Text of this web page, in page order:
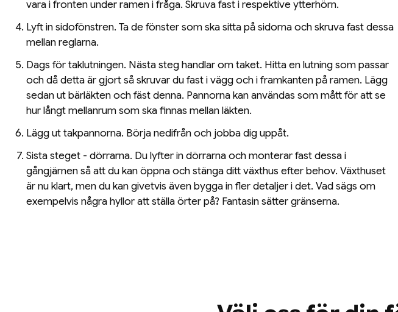
vara i fronten under ramen i fråga. Skruva fast i respektive ytterhörn.
Lyft in sidofönstren. Ta de fönster som ska sitta på sidorna och skruva fast dessa
mellan reglarna.
Dags för taklutningen. Nästa steg handlar om taket. Hitta en lutning som passar
och då detta är gjort så skruvar du fast i vägg och i framkanten på ramen. Lägg
sedan ut bärläkten och fäst denna. Pannorna kan användas som mått för att se
hur långt mellanrum som ska finnas mellan läkten.
Lägg ut takpannorna. Börja nedifrån och jobba dig uppåt.
Sista steget - dörrarna. Du lyfter in dörrarna och monterar fast dessa i
gångjärnen så att du kan öppna och stänga ditt växthus efter behov. Växthuset
är nu klart, men du kan givetvis även bygga in fler detaljer i det. Vad sägs om
exempelvis några hyllor att ställa örter på? Fantasin sätter gränserna.